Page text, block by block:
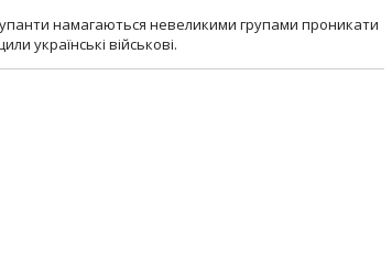
намагаються невеликими групами проникати
українські військові.